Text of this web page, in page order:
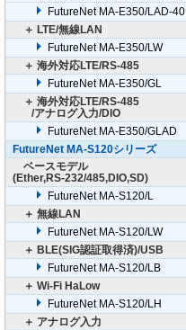
FutureNet MA-E350/LAD-40
＋ LTE/無線LAN
FutureNet MA-E350/LW
＋ 海外対応LTE/RS-485
FutureNet MA-E350/GL
＋ 海外対応LTE/RS-485
/アナログ入力/DIO
FutureNet MA-E350/GLAD
FutureNet MA-S120シリーズ
ベースモデル
(Ether,RS-232/485,DIO,SD)
FutureNet MA-S120/L
＋ 無線LAN
FutureNet MA-S120/LW
＋ BLE(SIG認証取得済)/USB
FutureNet MA-S120/LB
＋ Wi-Fi HaLow
FutureNet MA-S120/LH
＋ アナログ入力